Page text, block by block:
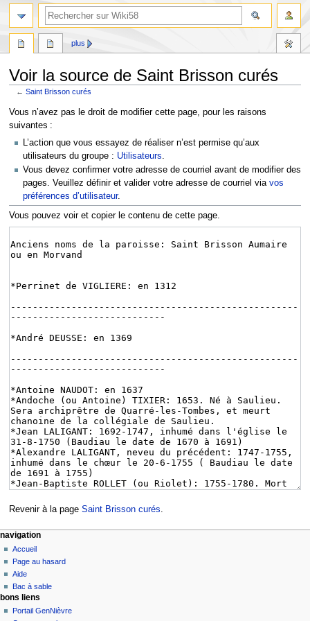
Voir la source de Saint Brisson curés
←Saint Brisson curés
Aller
à
navigation
Aller
à
recherche
Vous n’avez pas le droit de modifier cette page, pour les raisons
suivantes :
L’action que vous essayez de réaliser n’est permise qu’aux
utilisateurs du groupe : Utilisateurs.
Vous devez confirmer votre adresse de courriel avant de modifier des
pages. Veuillez définir et valider votre adresse de courriel via vos
préférences d’utilisateur.
Vous pouvez voir et copier le contenu de cette page.
Revenir à la page Saint Brisson curés.
plus
navigation
Accueil
Page au hasard
Aide
Bac à sable
bons liens
Portail GenNièvre